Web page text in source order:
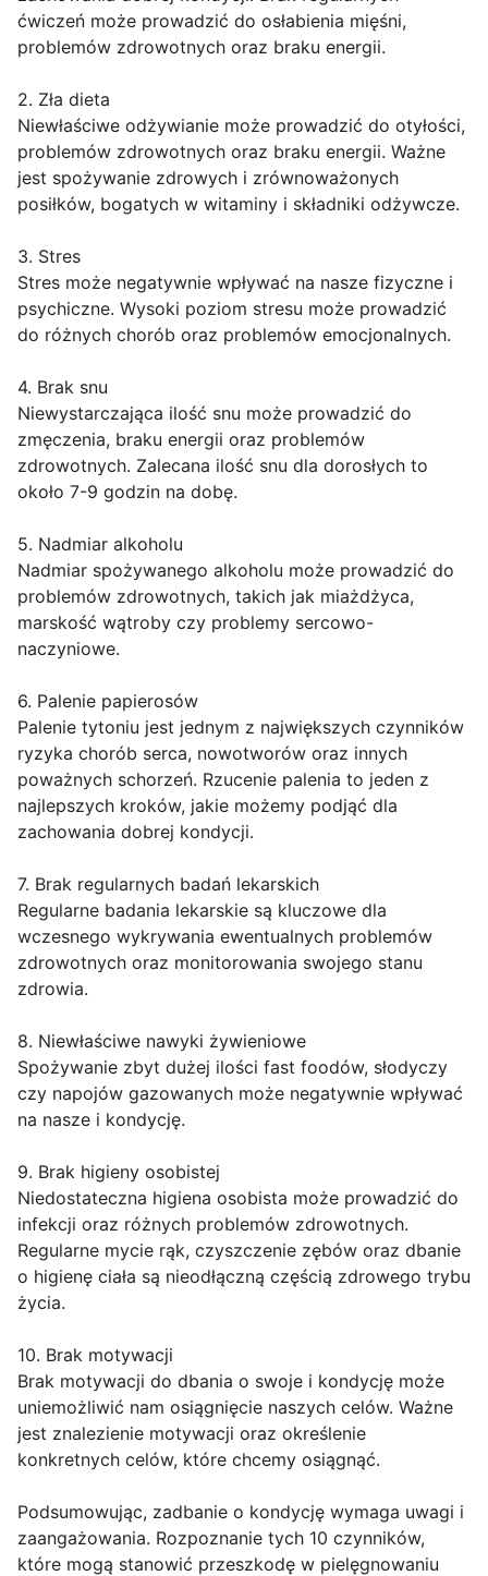
ćwiczeń może prowadzić do osłabienia mięśni,
problemów zdrowotnych oraz braku energii.
2. Zła dieta
Niewłaściwe odżywianie może prowadzić do otyłości,
problemów zdrowotnych oraz braku energii. Ważne
jest spożywanie zdrowych i zrównoważonych
posiłków, bogatych w witaminy i składniki odżywcze.
3. Stres
Stres może negatywnie wpływać na nasze fizyczne i
psychiczne. Wysoki poziom stresu może prowadzić
do różnych chorób oraz problemów emocjonalnych.
4. Brak snu
Niewystarczająca ilość snu może prowadzić do
zmęczenia, braku energii oraz problemów
zdrowotnych. Zalecana ilość snu dla dorosłych to
około 7-9 godzin na dobę.
5. Nadmiar alkoholu
Nadmiar spożywanego alkoholu może prowadzić do
problemów zdrowotnych, takich jak miażdżyca,
marskość wątroby czy problemy sercowo-
naczyniowe.
6. Palenie papierosów
Palenie tytoniu jest jednym z największych czynników
ryzyka chorób serca, nowotworów oraz innych
poważnych schorzeń. Rzucenie palenia to jeden z
najlepszych kroków, jakie możemy podjąć dla
zachowania dobrej kondycji.
7. Brak regularnych badań lekarskich
Regularne badania lekarskie są kluczowe dla
wczesnego wykrywania ewentualnych problemów
zdrowotnych oraz monitorowania swojego stanu
zdrowia.
8. Niewłaściwe nawyki żywieniowe
Spożywanie zbyt dużej ilości fast foodów, słodyczy
czy napojów gazowanych może negatywnie wpływać
na nasze i kondycję.
9. Brak higieny osobistej
Niedostateczna higiena osobista może prowadzić do
infekcji oraz różnych problemów zdrowotnych.
Regularne mycie rąk, czyszczenie zębów oraz dbanie
o higienę ciała są nieodłączną częścią zdrowego trybu
życia.
10. Brak motywacji
Brak motywacji do dbania o swoje i kondycję może
uniemożliwić nam osiągnięcie naszych celów. Ważne
jest znalezienie motywacji oraz określenie
konkretnych celów, które chcemy osiągnąć.
Podsumowując, zadbanie o kondycję wymaga uwagi i
zaangażowania. Rozpoznanie tych 10 czynników,
które mogą stanowić przeszkodę w pielęgnowaniu